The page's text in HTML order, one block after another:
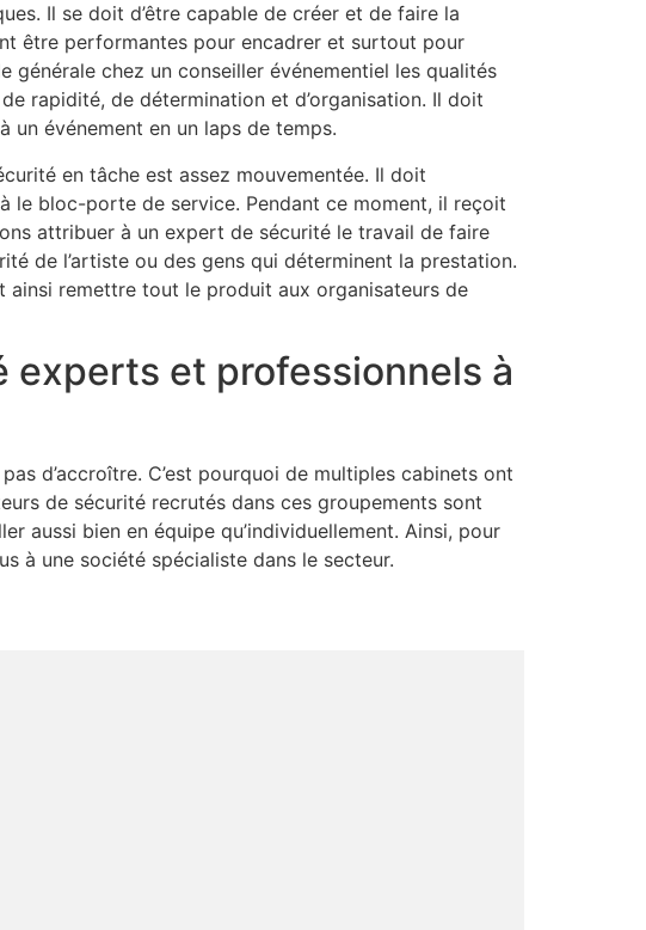
Il se doit d’être capable de créer et de faire la
être performantes pour encadrer et surtout pour
générale chez un conseiller événementiel les qualités
rapidité, de détermination et d’organisation. Il doit
un événement en un laps de temps.
en tâche est assez mouvementée. Il doit
le bloc-porte de service. Pendant ce moment, il reçoit
attribuer à un expert de sécurité le travail de faire
de l’artiste ou des gens qui déterminent la prestation.
ainsi remettre tout le produit aux organisateurs de
et professionnels à
d’accroître. C’est pourquoi de multiples cabinets ont
de sécurité recrutés dans ces groupements sont
aussi bien en équipe qu’individuellement. Ainsi, pour
à une société spécialiste dans le secteur.